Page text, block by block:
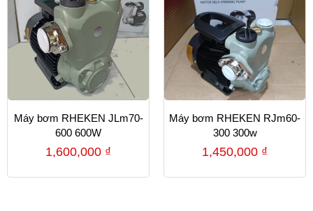
Máy bơm RHEKEN JLm70-
600 600W
1,600,000 ₫
Máy bơm RHEKEN RJm60-
300 300w
1,450,000 ₫